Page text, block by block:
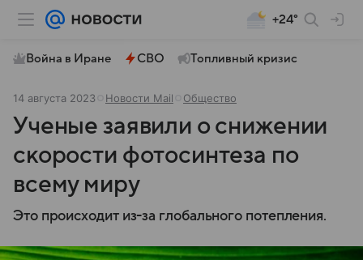
+24°
Война в Иране СВО Топливный кризис
14 августа 2023 Новости Mail Общество
Ученые заявили о снижении
скорости фотосинтеза по
всему миру
Это происходит из-за глобального потепления.